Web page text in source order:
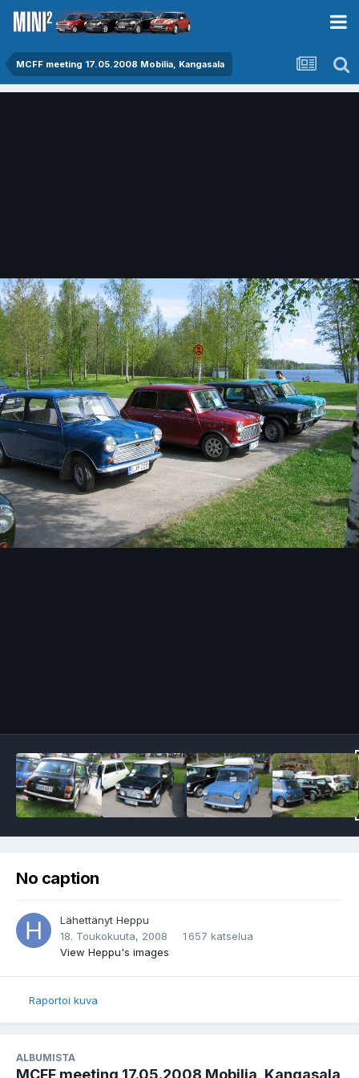
MCFF meeting 17.05.2008 Mobilia, Kangasala
No caption
Lähettänyt Heppu
18. Toukokuuta, 2008
1 657 katselua
View Heppu's images
Raportoi kuva
ALBUMISTA
MCFF meeting 17.05.2008 Mobilia, Kangasala